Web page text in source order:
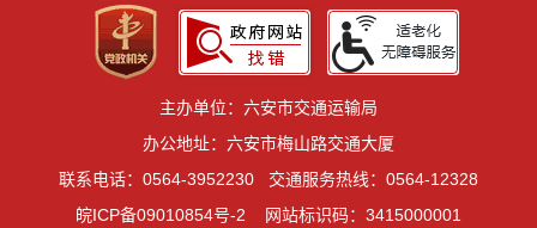
主办单位：六安市交通运输局
办公地址：六安市梅山路交通大厦
联系电话：0564-3952230
交通服务热线：0564-12328
皖ICP备09010854号-2
网站标识码：3415000001